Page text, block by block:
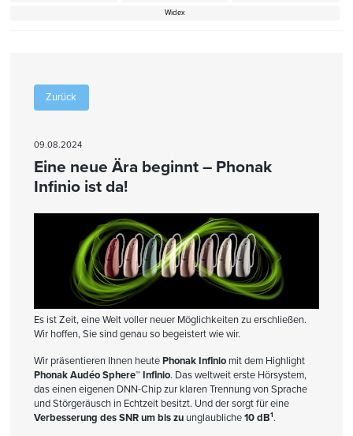
Zurück
09.08.2024
Eine neue Ära beginnt – Phonak
Infinio ist da!
Es ist Zeit, eine Welt voller neuer Möglichkeiten zu erschließen.
Wir hoffen, Sie sind genau so begeistert wie wir.
Wir präsentieren Ihnen heutePhonak Infiniomit dem Highlight
Phonak Audéo Sphere™ Infinio. Das weltweit erste Hörsystem,
das einen eigenen DNN-Chip zur klaren Trennung von Sprache
und Störgeräusch in Echtzeit besitzt. Und der sorgt für eine
Verbesserung des SNR um bis zuunglaubliche10 dB1.
Widex